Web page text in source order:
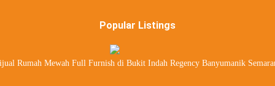
Popular Listings
Rumah Mewah Full Furnish di Bukit Indah Regency Banyumanik